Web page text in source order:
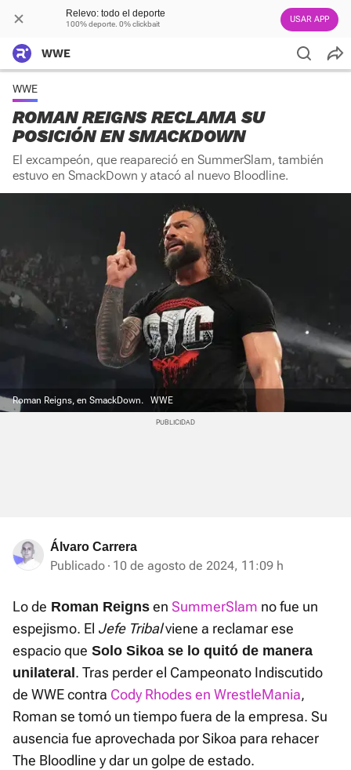
Relevo: todo el deporte
100% deporte. 0% clickbait USAR APP
WWE
WWE
ROMAN REIGNS RECLAMA SU
POSICIÓN EN SMACKDOWN
El excampeón, que reapareció en SummerSlam, también
estuvo en SmackDown y atacó al nuevo Bloodline.
Roman Reigns, en SmackDown. WWE
Álvaro Carrera
Publicado 10 de agosto de 2024, 11:09 h
Lo de Roman Reigns en SummerSlam no fue un
espejismo. El Jefe Tribalviene a reclamar ese
espacio que Solo Sikoa se lo quitó de manera
unilateral . Tras perder el Campeonato Indiscutido
de WWE contra Cody Rhodes en WrestleMania,
Roman se tomó un tiempo fuera de la empresa. Su
ausencia fue aprovechada por Sikoa para rehacer
The Bloodline y dar un golpe de estado.